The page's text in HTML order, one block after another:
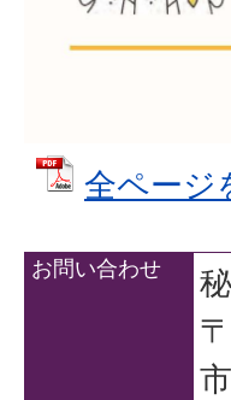
全ページ
お問い合わせ